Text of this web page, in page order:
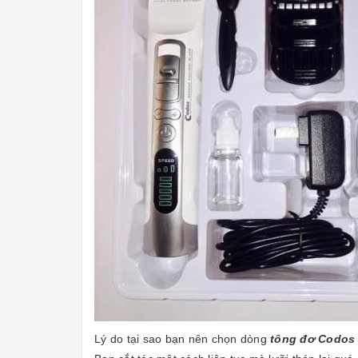
Lý do tại sao bạn nên chọn dòng tông đơ